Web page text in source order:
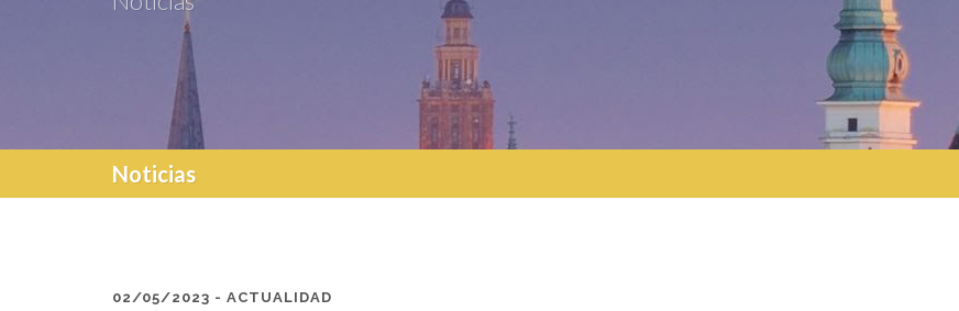
Noticias
02/05/2023 - ACTUALIDAD